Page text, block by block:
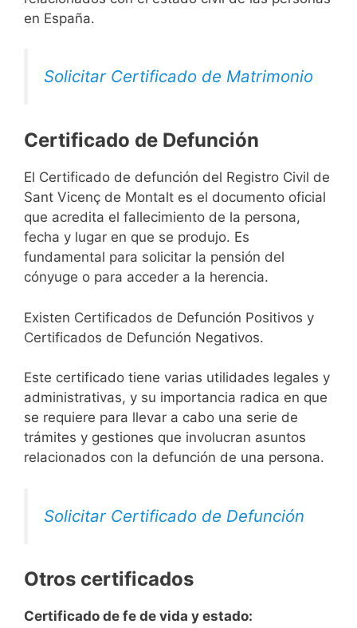
en España.
Solicitar Certificado de Matrimonio
Certificado de Defunción
El Certificado de defunción del Registro Civil de
Sant Vicenç de Montalt es el documento oficial
que acredita el fallecimiento de la persona,
fecha y lugar en que se produjo. Es
fundamental para solicitar la pensión del
cónyuge o para acceder a la herencia.
Existen Certificados de Defunción Positivos y
Certificados de Defunción Negativos.
Este certificado tiene varias utilidades legales y
administrativas, y su importancia radica en que
se requiere para llevar a cabo una serie de
trámites y gestiones que involucran asuntos
relacionados con la defunción de una persona.
Solicitar Certificado de Defunción
Otros certificados
Certificado de fe de vida y estado: